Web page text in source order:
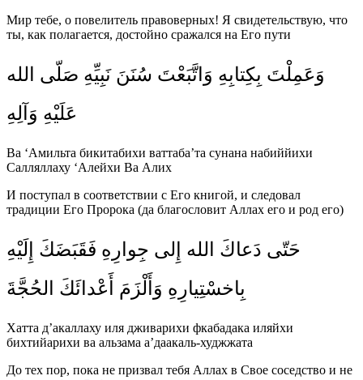
Мир тебе, о повелитель правоверных! Я свидетельствую, что
ты, как полагается, достойно сражался на Его пути
وَعَمِلْتَ بِكِتابِهِ وَاتَّبَعْتَ سُنَنَ نَبِيِّهِ صَلّى الله
عَلَيْهِ وَآلِهِ
Ва ‘Амильта бикитабихи ваттаба’та сунана набиййихи
Салляллаху ‘Алейхи Ва Алих
И поступал в соответствии с Его книгой, и следовал
традиции Его Пророка (да благословит Аллах его и род его)
حَتّى دَعاكَ الله إِلى جِوارِهِ فَقَبَضَكَ إِلَيْهِ
بِاخسْتِيارِهِ وَأَلْزَمَ أَعْدائَكَ الحُجَّةَ
Хатта д’акаллаху иля дживарихи фкабадака иляйхи
бихтийарихи ва альзама а’даакаль-худжжата
До тех пор, пока не призвал тебя Аллах в Свое соседство и не